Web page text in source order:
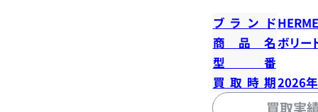
ブランド
商品名ボリー
型番
買取時期2026
買取実